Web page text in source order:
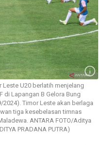
U20 berlatih menjelang
di Lapangan B Gelora Bung
2024). Timor Leste akan berlaga
tiga kesebelasan timnas
ANTARA FOTO/Aditya
PRADANA PUTRA)